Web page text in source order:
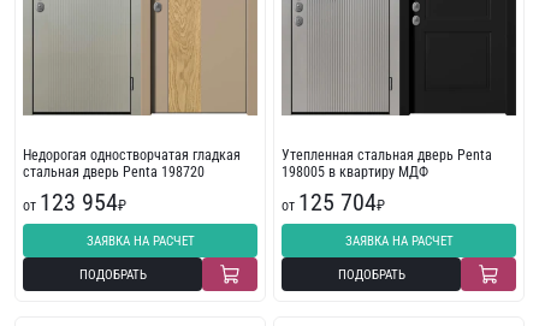
Недорогая одностворчатая гладкая
стальная дверь Penta 198720
от 123 954₽
ЗАЯВКА НА РАСЧЕТ
ПОДОБРАТЬ
Утепленная стальная дверь Penta
198005 в квартиру МДФ
от 125 704₽
ЗАЯВКА НА РАСЧЕТ
ПОДОБРАТЬ